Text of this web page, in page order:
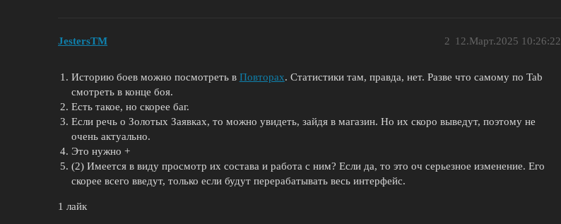
JestersTM 12.Март.2025 10:26:22
2
Историю боев можно посмотреть в Повторах. Статистики там, правда, нет. Разве что самому по Tab
смотреть в конце боя.
Есть такое, но скорее баг.
Если речь о Золотых Заявках, то можно увидеть, зайдя в магазин. Но их скоро выведут, поэтому не
очень актуально.
Это нужно +
(2) Имеется в виду просмотр их состава и работа с ним? Если да, то это оч серьезное изменение. Его
скорее всего введут, только если будут перерабатывать весь интерфейс.
1 лайк